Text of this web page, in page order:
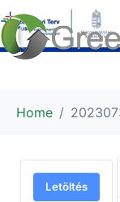
Home
Letöltés